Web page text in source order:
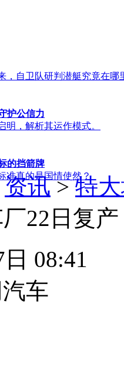
，自卫队研判潜艇究竟在哪
护公信力
，解析其运作模式。
的挡箭牌
准真的是国情使然？
资讯>特
22日复
08:41
车